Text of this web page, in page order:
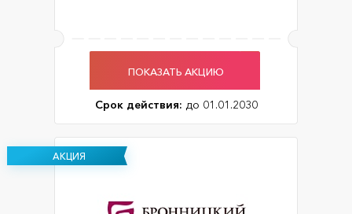
ПОКАЗАТЬ АКЦИЮ
Срок действия: до 01.01.2030
АКЦИЯ